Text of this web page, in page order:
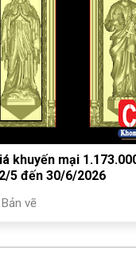
khuyến mại
từ 22/5 đến 30/6/2026
vẽ